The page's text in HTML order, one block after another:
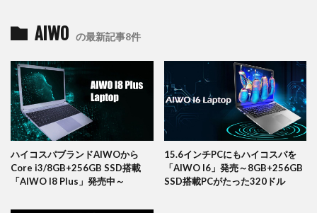
AIWO の最新記事8件
ハイコスパブランドAIWOから
Core i3/8GB+256GB SSD搭載
「AIWO I8 Plus」発売中～
15.6インチPCにもハイコスパを
「AIWO I6」発売～8GB+256GB
SSD搭載PCがたった320ドル